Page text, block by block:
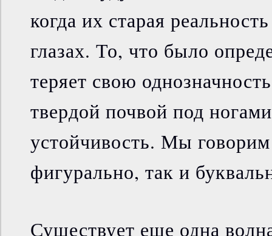
когда их старая
глазах. То, что было
теряет свою
твердой почвой под
устойчивость. Мы
фигурально, так и
Существует еще одна